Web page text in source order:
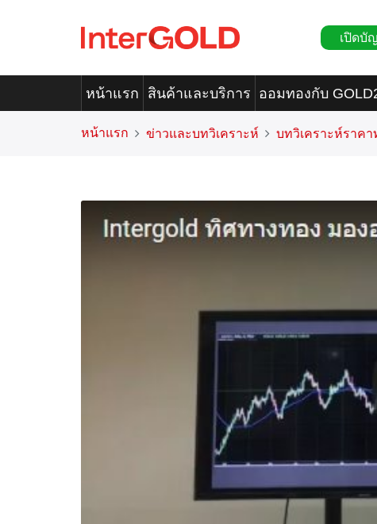
เปิดบั
หน้าแรก สินค้าและบริการ ออมทองกับ
หน้าแรก ข่าวและบทวิเคราะห์ บทวิเคราะห์ราคา